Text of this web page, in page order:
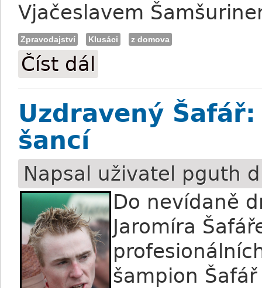
Vjačeslavem
Zpravodajství Klusáci z domova
Číst dál
Uzdravený
šancí
Napsal uživatel pguth
Do nevídaně
Jaromíra
šampion